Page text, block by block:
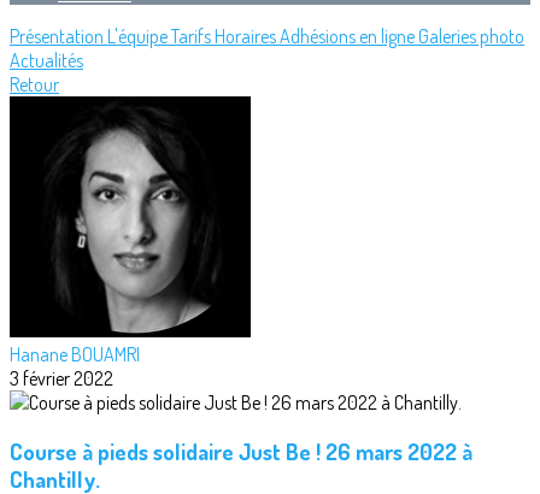
Présentation L'équipeTarifsHorairesAdhésions en ligneGaleries photo
Actualités
Retour
Hanane BOUAMRI
3 février 2022
Course à pieds solidaire Just Be ! 26 mars 2022 à
Chantilly.